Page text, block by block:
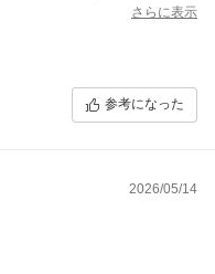
さらに表示
参考になった
2026/05/14